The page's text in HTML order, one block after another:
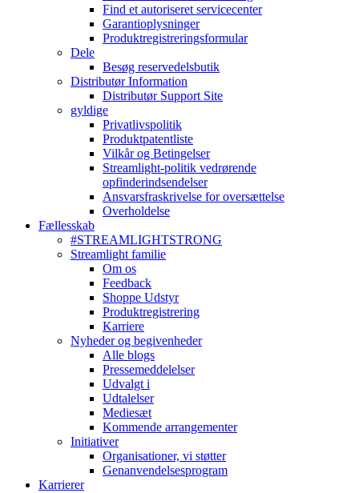
Find et autoriseret servicecenter
Garantioplysninger
Produktregistreringsformular
Dele
Besøg reservedelsbutik
Distributør Information
Distributør Support Site
gyldige
Privatlivspolitik
Produktpatentliste
Vilkår og Betingelser
Streamlight-politik vedrørende
opfinderindsendelser
Ansvarsfraskrivelse for oversættelse
Overholdelse
Fællesskab
#STREAMLIGHTSTRONG
Streamlight familie
Om os
Feedback
Shoppe Udstyr
Produktregistrering
Karriere
Nyheder og begivenheder
Alle blogs
Pressemeddelelser
Udvalgt i
Udtalelser
Mediesæt
Kommende arrangementer
Initiativer
Organisationer, vi støtter
Genanvendelsesprogram
Karrierer